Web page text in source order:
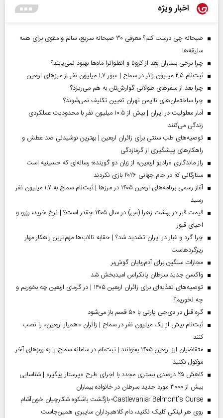
اخبار ویژه
صبحانه چی درست کنم؟ معرفی ۳۰ صبحانه سریع، سالم و مقوی برای همه
سلیقه‌ها
چرا برخی بیماران بعد از کرونا و آنفلوآنزا ماه‌ها بهبود نمی‌یابند؟
ثبت‌نام ۲.۵ میلیون زائر در سماح | عبور ۱.۷ میلیون نفر از مرز‌های اربعین
چرا بعد از سفرهای طولانی گوارش‌تان به هم می‌ریزد؟
چرا ساختمان‌های ناایمن تهران تعیین تکلیف نمی‌شوند؟
آمار معلولیت در ایران | بیش از ۱۰.۵ میلیون نفر با محدودیت عملکردی
زندگی می‌کنند
توصیه‌های طب سنتی برای زائران اربعین | بهترین نوشیدنی ضد عطش و
راهکارهای پیشگیری از گرمازدگی
راز ماندگاری «رادیو اربعین» از زبان دو گوینده؛ رسانه‌ای که حسینیه است
ستارگانی که در جام جهانی ۲۰۲۶ بازی نکردند
آغاز رسمی برنامه‌های اربعین ۱۴۰۵ در مرز‌ها | ثبت‌نام سماح به ۱.۷ میلیون نفر
رسید
قیمت قبر در بهشت زهرا (س) در سال ۱۴۰۵ چقدر است؟ | نرخ خرید، رزرو و
احیای قبور
چرا گرد و غبار در ایران تشدید شد؟ | حقابه تالاب‌ها مهم‌ترین راهکار مهار
ریزگردهاست
مجازات سنگین برای آدم‌ربایان گوش‌بر
واکسن جدید سرطان پانکراس امیدبخش شد
توصیه‌های تغذیه‌ای برای زائران اربعین ۱۴۰۵ | در گرمای اربعین چه بخوریم و
چه نخوریم؟
گره قتل در دی‌جی پارتی با ۵۰ قسم باز می‌شود
ثبت‌نام بیش از یک میلیون نفر در سماح | زائران «همیار اربعین» را نصب
کنند
متقاضیان ارز اربعین ۱۴۰۵ بخوانند | ثبت‌نام در سامانه سماح را به روز‌های آخر
موکول نکنید
کاهش ۲۵ درصدی بستری مجدد با اجرای طرح «پرستار پیگیر» | شناسایی
بیش از ۳۰۰۰ مورد جدید سرطان در خانواده بیماران
Castlevania: Belmont’s Curse؛ بازگشت باشکوه شکارچیان خون‌آشام
روی هر لینکی کلیک نکنید، دام کلاهبرداران سایبری همین‌جاست